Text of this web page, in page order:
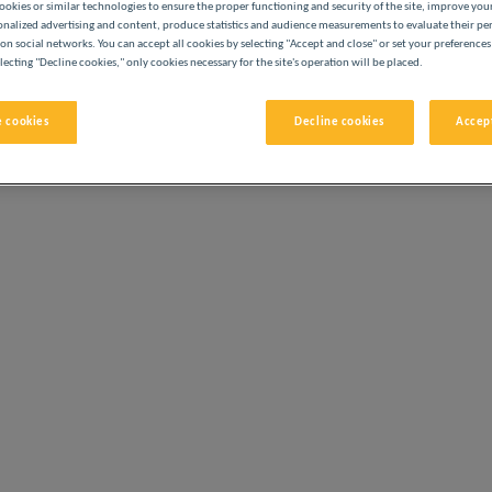
Präferenzen für die Datenverarbeitung
Link klicken, um weitere Informationen zu
or similar technologies to ensure the proper functioning and security of the site, improve
advertising and content, produce statistics and audience measurements to evaluate their
social networks. You can accept all cookies by selecting "Accept and close" or set your
"Decline cookies," only cookies necessary for the site's operation will be placed.
cookies Decline cookies